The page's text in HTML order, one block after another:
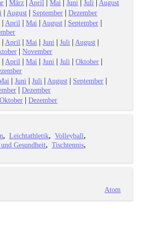
|März | April |Mai |Juni |Juli | August
| August | September |Dezember
| April |Mai | August | September |
| April |Mai |Juni |Juli | August |
|November
| April |Mai |Juni |Juli |Oktober |
|Juni |Juli | August | September |
|Dezember
Oktober |Dezember
Leichtathletik
Volleyball
Gesundheit
Tischtennis
Atom